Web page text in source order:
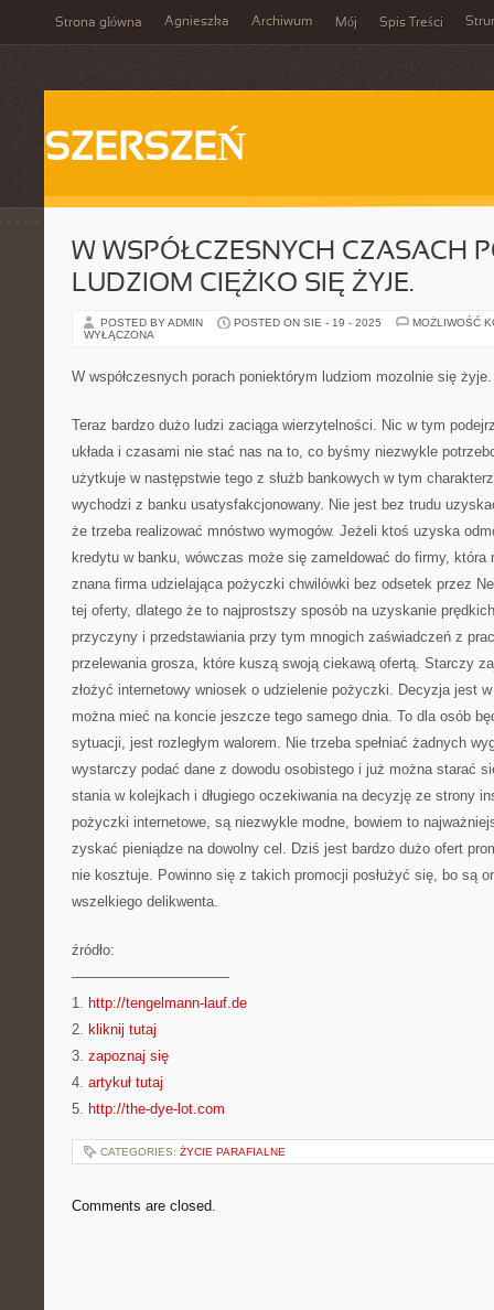
Strona główna Agnieszka Archiwum Mój Spis Treści
SZERSZEŃ
W WSPÓŁCZESNYCH CZASACH
LUDZIOM CIĘŻKO SIĘ ŻYJE.
POSTED BY ADMIN POSTED ON SIE - 19 - 2025
MOŻLIWOŚĆ
WYŁĄCZONA
W współczesnych porach poniektórym ludziom mozolnie się żyje.
Teraz bardzo dużo ludzi zaciąga wierzytelności. Nic w tym
układa i czasami nie stać nas na to, co byśmy niezwykle
użytkuje w następstwie tego z służb bankowych w tym
wychodzi z banku usatysfakcjonowany. Nie jest bez trudu
że trzeba realizować mnóstwo wymogów. Jeżeli ktoś uzyska
kredytu w banku, wówczas może się zameldować do firmy, która
znana firma udzielająca pożyczki chwilówki bez odsetek przez
tej oferty, dlatego że to najprostszy sposób na uzyskanie
przyczyny i przedstawiania przy tym mnogich zaświadczeń z
przelewania grosza, które kuszą swoją ciekawą ofertą. Starczy
złożyć internetowy wniosek o udzielenie pożyczki. Decyzja jest
można mieć na koncie jeszcze tego samego dnia. To dla osób
sytuacji, jest rozległym walorem. Nie trzeba spełniać żadnych
wystarczy podać dane z dowodu osobistego i już można starać
stania w kolejkach i długiego oczekiwania na decyzję ze strony
pożyczki internetowe, są niezwykle modne, bowiem to
zyskać pieniądze na dowolny cel. Dziś jest bardzo dużo ofert
nie kosztuje. Powinno się z takich promocji posłużyć się, bo są
wszelkiego delikwenta.
źródło:
———————————
1. http://tengelmann-lauf.de
2. kliknij tutaj
3. zapoznaj się
4. artykuł tutaj
5. http://the-dye-lot.com
CATEGORIES: ŻYCIE PARAFIALNE
Comments are closed.